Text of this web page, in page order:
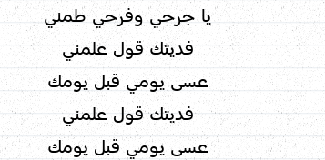
يا جرحي وفرحي طمني
فديتك قول علمني
عسى يومي قبل يومك
فديتك قول علمني
عسى يومي قبل يومك